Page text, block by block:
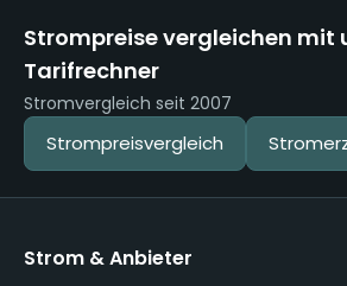
Strompreise vergleichen mit
Tarifrechner
Stromvergleich seit 2007
Strompreisvergleich
Strom & Anbieter